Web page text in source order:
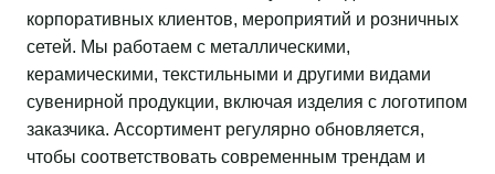
корпоративных клиентов, мероприятий и розничных
сетей. Мы работаем с металлическими,
керамическими, текстильными и другими видами
сувенирной продукции, включая изделия с логотипом
заказчика. Ассортимент регулярно обновляется,
чтобы соответствовать современным трендам и